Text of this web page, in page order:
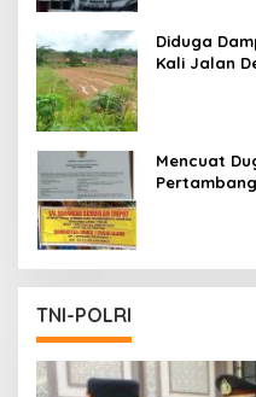
Diduga
Kali Jalan
Mencuat
TNI-POLRI